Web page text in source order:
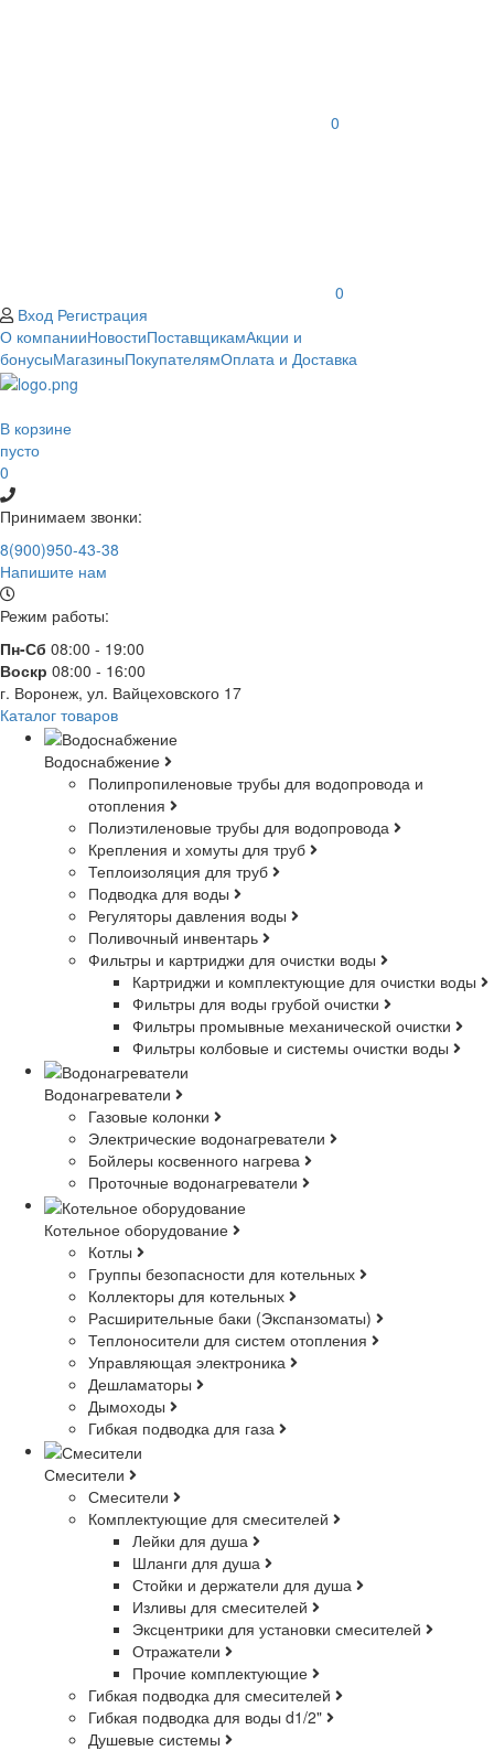
0
0
Вход Регистрация
О компанииНовостиПоставщикамАкции и
бонусыМагазиныПокупателямОплата и Доставка
В корзине
пусто
0
Принимаем звонки:
8(900)950-43-38
Напишите нам
Режим работы:
Пн-Сб 08:00 - 19:00
Воскр 08:00 - 16:00
г. Воронеж, ул. Вайцеховского 17
Каталог товаров
Водоснабжение
Полипропиленовые трубы для водопровода и
отопления
Полиэтиленовые трубы для водопровода
Крепления и хомуты для труб
Теплоизоляция для труб
Подводка для воды
Регуляторы давления воды
Поливочный инвентарь
Фильтры и картриджи для очистки воды
Картриджи и комплектующие для очистки воды
Фильтры для воды грубой очистки
Фильтры промывные механической очистки
Фильтры колбовые и системы очистки воды
Водонагреватели
Газовые колонки
Электрические водонагреватели
Бойлеры косвенного нагрева
Проточные водонагреватели
Котельное оборудование
Котлы
Группы безопасности для котельных
Коллекторы для котельных
Расширительные баки (Экспанзоматы)
Теплоносители для систем отопления
Управляющая электроника
Дешламаторы
Дымоходы
Гибкая подводка для газа
Смесители
Смесители
Комплектующие для смесителей
Лейки для душа
Шланги для душа
Стойки и держатели для душа
Изливы для смесителей
Эксцентрики для установки смесителей
Отражатели
Прочие комплектующие
Гибкая подводка для смесителей
Гибкая подводка для воды d1/2"
Душевые системы